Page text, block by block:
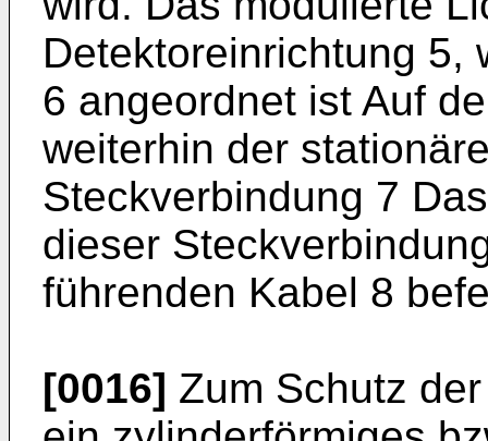
Detektoreinrichtung 5,
6 angeordnet ist Auf
weiterhin der
Steckverbindung 7
dieser
führenden Kabel 8
[0016] Zum Schutz